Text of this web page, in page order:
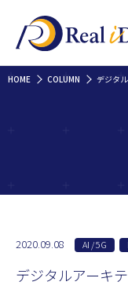
HOME COLUMN
2020.09.08 AI / 5G
デジタルアーキ